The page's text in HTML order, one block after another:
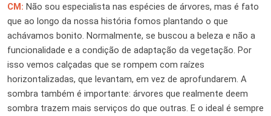
CM: Não sou especialista nas espécies de árvores, mas é fato
que ao longo da nossa história fomos plantando o que
achávamos bonito. Normalmente, se buscou a beleza e não a
funcionalidade e a condição de adaptação da vegetação. Por
isso vemos calçadas que se rompem com raízes
horizontalizadas, que levantam, em vez de aprofundarem. A
sombra também é importante: árvores que realmente deem
sombra trazem mais serviços do que outras. E o ideal é sempre